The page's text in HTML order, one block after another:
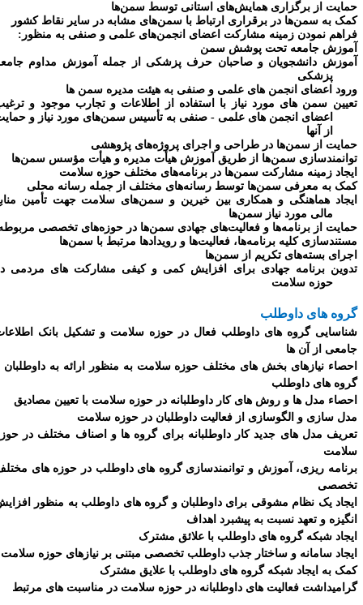
از برگزاری همایش‌های استانی توسط سمن‌ها
به سمن‌ها در برقراری ارتباط با سمن‌های مشابه در سایر نقاط کشور
نمودن زمینه مشارکت اعضای انجمن‌های علمی و صنفی به منظور:
جامعه تحت پوشش سمن
دانشجویان و صاحبان حرف پزشکی از جمله آموزش مداوم جامعه
پزشکی
اعضای انجمن های علمی و صنفی به هیئت مدیره سمن ها
سمن های مورد نیاز با استفاده از اطلاعات و تجارب موجود و ترغیب
اعضای انجمن های علمی - صنفی به تأسیس سمن‌های مورد نیاز و حمایت
از آنها
از سمن‌ها در طراحی و اجرای پروژه‌های پژوهشی
سمن‌ها از طریق آموزش هیأت مدیره و هیأت مؤسس سمن‌ها
زمینه مشارکت سمن‌ها در برنامه‌های مختلف حوزه سلامت
به معرفی سمن‌ها توسط رسانه‌های مختلف از جمله رسانه محلی
هماهنگی و همکاری بین خیرین و سمن‌های سلامت جهت تأمین منابع
مالی مورد نیاز سمن‌ها
از برنامه‌ها و فعالیت‌های جهادی سمن‌ها در حوزه‌های تخصصی مربوطه
کلیه برنامه‌ها، فعالیت‌ها و رویدادها مرتبط با سمن‌ها
بسته‌های تکریم از سمن‌ها
برنامه جهادی برای افزایش کمی و کیفی مشارکت های مردمی در
حوزه سلامت
های داوطلب
گروه های داوطلب فعال در حوزه سلامت و تشکیل بانک اطلاعات
از آن ها
نیازهای بخش های مختلف حوزه سلامت به منظور ارائه به داوطلبان و
های داوطلب
مدل ها و روش های کار داوطلبانه در حوزه سلامت با تعیین مصادیق
سازی و الگوسازی از فعالیت داوطلبان در حوزه سلامت
مدل های جدید کار داوطلبانه برای گروه ها و اصناف مختلف در حوزه
ریزی، آموزش و توانمندسازی گروه های داوطلب در حوزه های مختلف
یک نظام مشوقی برای داوطلبان و گروه های داوطلب به منظور افزایش
و تعهد نسبت به پیشبرد اهداف
شبکه گروه های داوطلب با علائق مشترک
سامانه و ساختار جذب داوطلب تخصصی مبتنی بر نیازهای حوزه سلامت
به ایجاد شبکه گروه های داوطلب با علایق مشترک
فعالیت های داوطلبانه در حوزه سلامت در مناسبت های مرتبط